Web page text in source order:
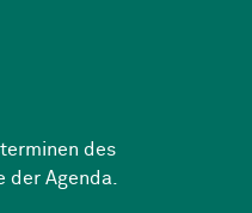
des
derAgenda